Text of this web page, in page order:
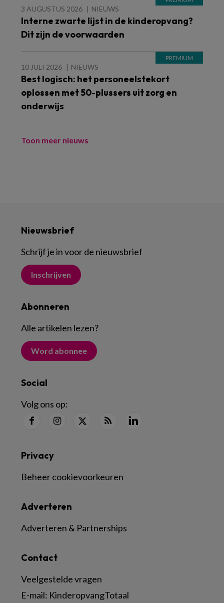
3 AUGUSTUS 2026 NIEUWS
Interne zwarte lijst in de kinderopvang?
Dit zijn de voorwaarden
10 JULI 2026 NIEUWS
Best logisch: het personeelstekort
oplossen met 50-plussers uit zorg en
onderwijs
Toon meer nieuws
Nieuwsbrief
Schrijf je in voor de nieuwsbrief
Inschrijven
Abonneren
Alle artikelen lezen?
Word abonnee
Social
Volg ons op:
Contact
Veelgestelde vragen
E-mail: KinderopvangTotaal
Adverteren
Adverteren & Partnerships
Privacy
Beheer cookievoorkeuren